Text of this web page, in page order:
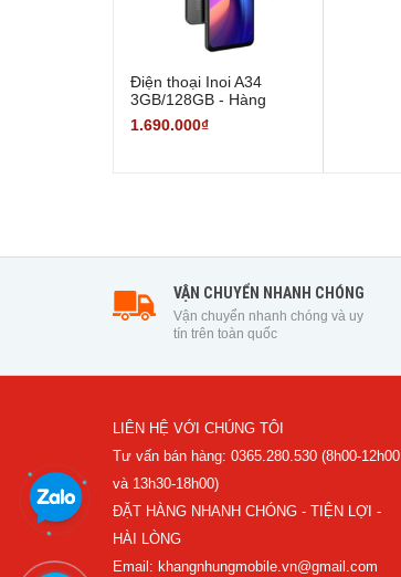
Điện thoại Inoi A34
3GB/128GB - Hàng
Chính Hãng
1.690.000₫
VẬN CHUYỂN NHANH CHÓNG
Vận chuyển nhanh chóng và uy
tín trên toàn quốc
LIÊN HỆ VỚI CHÚNG TÔI
Tư vấn bán hàng: 0365.280.530 (8h00-12h00
và 13h30-18h00)
ĐẶT HÀNG NHANH CHÓNG - TIỆN LỢI -
HÀI LÒNG
Email: khangnhungmobile.vn@gmail.com